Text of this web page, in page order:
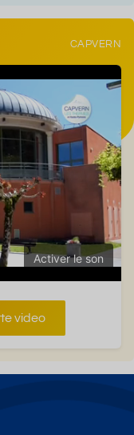
CAPVERN
Activer le son
video